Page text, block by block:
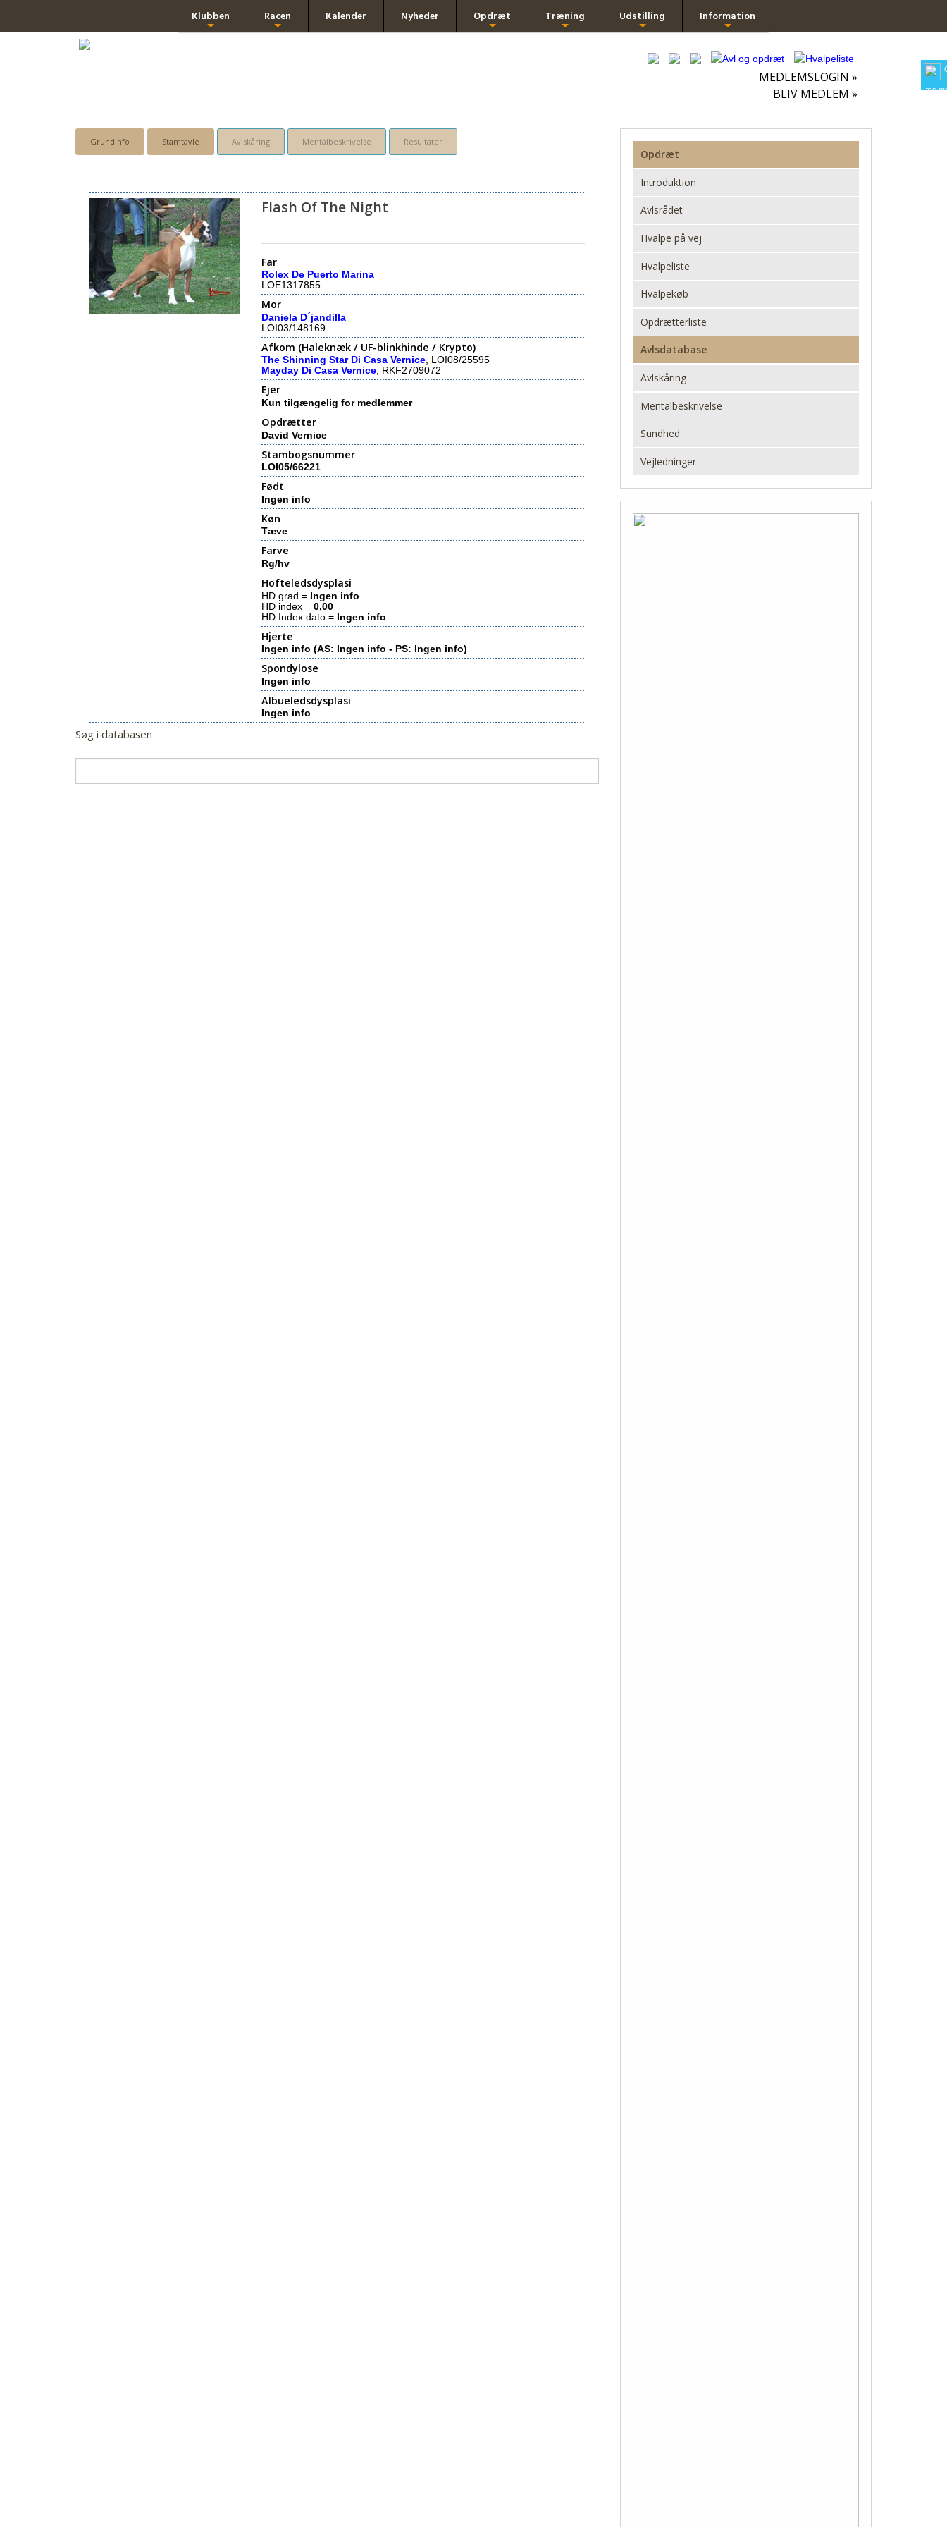
Læs
Klubben Racen Kalender Nyheder Opdræt Træning Udstilling Information
MEDLEMSLOGIN »
BLIV MEDLEM »
Grundinfo Stamtavle Avlskåring Mentalbeskrivelse Resultater
Flash Of The Night
Far
Rolex De Puerto Marina
LOE1317855
Mor
Daniela D´jandilla
LOI03/148169
Afkom (Haleknæk / UF-blinkhinde / Krypto)
The Shinning Star Di Casa Vernice, LOI08/25595
Mayday Di Casa Vernice, RKF2709072
Ejer
Kun tilgængelig for medlemmer
Opdrætter
David Vernice
Stambogsnummer
LOI05/66221
Født
Ingen info
Køn
Tæve
Farve
Rg/hv
Hofteledsdysplasi
HD grad = Ingen info
HD index =0,00
HD Index dato = Ingen info
Hjerte
Ingen info (AS: Ingen info - PS: Ingen info)
Spondylose
Ingen info
Albueledsdysplasi
Ingen info
Søg i databasen
Opdræt
Introduktion
Avlsrådet
Hvalpe på vej
Hvalpeliste
Hvalpekøb
Opdrætterliste
Avlsdatabase
Avlskåring
Mentalbeskrivelse
Sundhed
Vejledninger